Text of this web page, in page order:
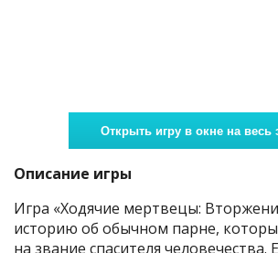
Открыть игру в окне на весь
Описание игры
Игра «Ходячие мертвецы:
историю об обычном парне,
на звание спасителя человечества.